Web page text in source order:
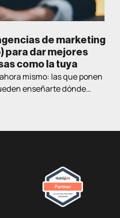
de marketing
para dar mejores
como la tuya
mismo: las que ponen
enseñarte dónde